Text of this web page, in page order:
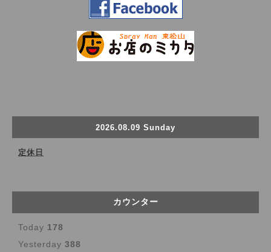
2026.08.09 Sunday
定休日
カウンター
Today 178
Yesterday 388